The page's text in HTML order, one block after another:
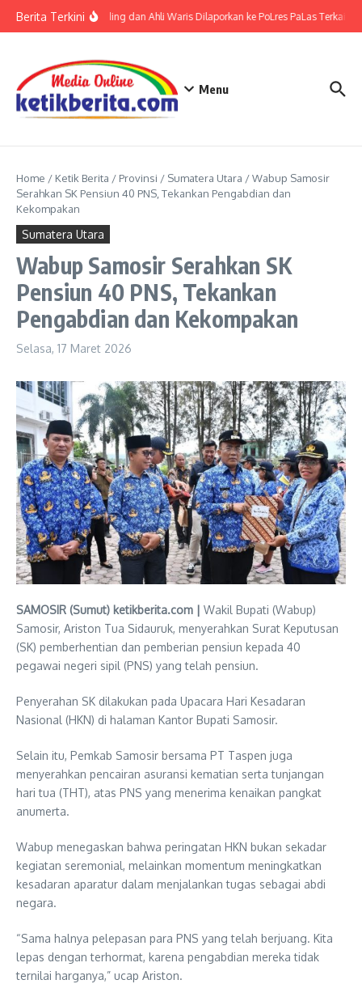
Berita Terkini
Kades Desa Gading dan Ahli Waris Dilaporkan ke PoLres PaLas Terkait
Menu
Home / Ketik Berita / Provinsi / Sumatera Utara /Wabup Samosir
Serahkan SK Pensiun 40 PNS, Tekankan Pengabdian dan
Kekompakan
Sumatera Utara
Wabup Samosir Serahkan SK
Pensiun 40 PNS, Tekankan
Pengabdian dan Kekompakan
Selasa, 17 Maret 2026
SAMOSIR (Sumut) ketikberita.com | Wakil Bupati (Wabup)
Samosir, Ariston Tua Sidauruk, menyerahkan Surat Keputusan
(SK) pemberhentian dan pemberian pensiun kepada 40
pegawai negeri sipil (PNS) yang telah pensiun.
Penyerahan SK dilakukan pada Upacara Hari Kesadaran
Nasional (HKN) di halaman Kantor Bupati Samosir.
Selain itu, Pemkab Samosir bersama PT Taspen juga
menyerahkan pencairan asuransi kematian serta tunjangan
hari tua (THT), atas PNS yang menerima kenaikan pangkat
anumerta.
Wabup menegaskan bahwa peringatan HKN bukan sekadar
kegiatan seremonial, melainkan momentum meningkatkan
kesadaran aparatur dalam menjalankan tugas sebagai abdi
negara.
“Sama halnya pelepasan para PNS yang telah berjuang. Kita
lepas dengan terhormat, karena pengabdian mereka tidak
ternilai harganya,” ucap Ariston.